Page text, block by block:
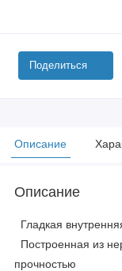
Поделиться
Описание
Описание
Гладкая
Построенная из
прочностью